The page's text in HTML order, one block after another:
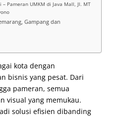
– Pameran UMKM di Java Mall, Jl. MT
Gampang dan
kota dengan
bisnis yang pesat. Dari
pameran, semua
visual yang memukau.
solusi efisien dibanding